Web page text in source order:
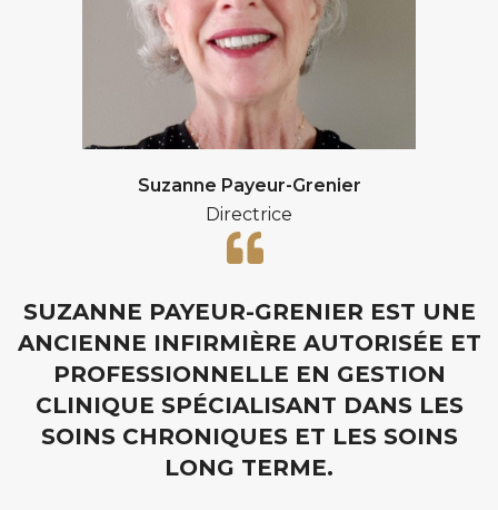
Suzanne Payeur-Grenier
Directrice
SUZANNE PAYEUR-GRENIER EST UNE
ANCIENNE INFIRMIÈRE AUTORISÉE ET
PROFESSIONNELLE EN GESTION
CLINIQUE SPÉCIALISANT DANS LES
SOINS CHRONIQUES ET LES SOINS
LONG TERME.